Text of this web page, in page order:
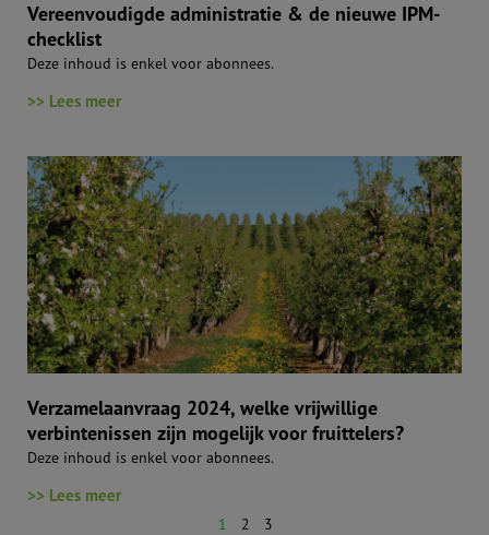
Vereenvoudigde administratie & de nieuwe IPM-
checklist
Deze inhoud is enkel voor abonnees.
>> Lees meer
Verzamelaanvraag 2024, welke vrijwillige
verbintenissen zijn mogelijk voor fruittelers?
Deze inhoud is enkel voor abonnees.
>> Lees meer
1 2 3